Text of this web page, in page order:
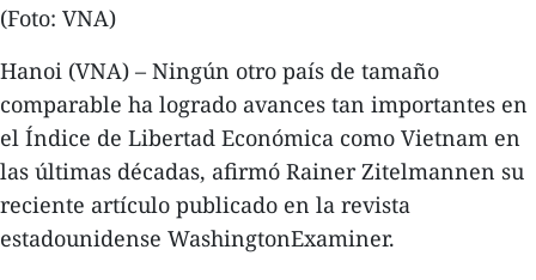
(Foto: VNA)
Hanoi (VNA) – Ningún otro país de tamaño
comparable ha logrado avances tan importantes en
el Índice de Libertad Económica como Vietnam en
las últimas décadas, afirmó Rainer Zitelmannen su
reciente artículo publicado en la revista
estadounidense WashingtonExaminer.